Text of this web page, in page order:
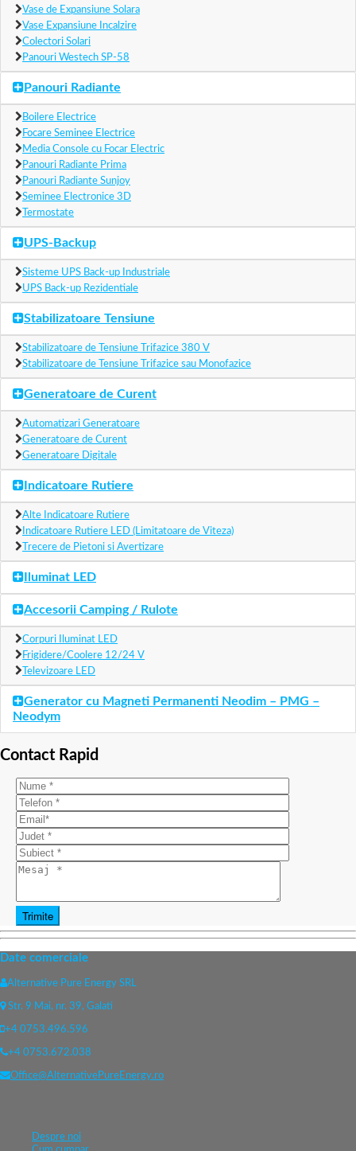
Vase de Expansiune Solara
Vase Expansiune Incalzire
Colectori Solari
Panouri Westech SP-58
Panouri Radiante
Boilere Electrice
Focare Seminee Electrice
Media Console cu Focar Electric
Panouri Radiante Prima
Panouri Radiante Sunjoy
Seminee Electronice 3D
Termostate
UPS-Backup
Sisteme UPS Back-up Industriale
UPS Back-up Rezidentiale
Stabilizatoare Tensiune
Stabilizatoare de Tensiune Trifazice 380 V
Stabilizatoare de Tensiune Trifazice sau Monofazice
Generatoare de Curent
Automatizari Generatoare
Generatoare de Curent
Generatoare Digitale
Indicatoare Rutiere
Alte Indicatoare Rutiere
Indicatoare Rutiere LED (Limitatoare de Viteza)
Trecere de Pietoni si Avertizare
Iluminat LED
Accesorii Camping / Rulote
Corpuri Iluminat LED
Frigidere/Coolere 12/24 V
Televizoare LED
Generator cu Magneti Permanenti Neodim – PMG –
Neodym
Contact Rapid
Date comerciale
Alternative Pure Energy SRL
Str. 9 Mai, nr. 39, Galati
+4 0753.496.596
+4 0753.672.038
Office@AlternativePureEnergy.ro
Despre noi